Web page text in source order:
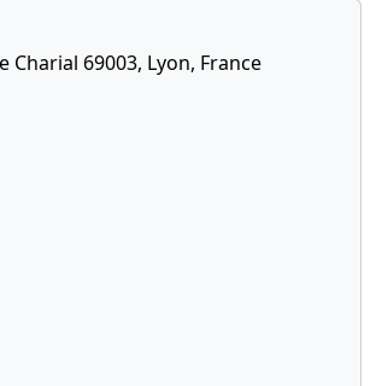
Charial 69003, Lyon, France